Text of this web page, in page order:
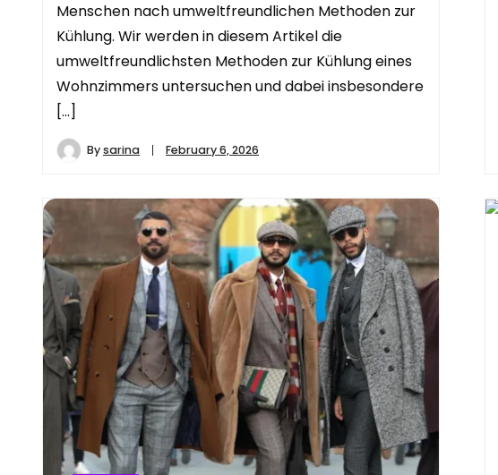
Menschen nach umweltfreundlichen Methoden zur
Kühlung. Wir werden in diesem Artikel die
umweltfreundlichsten Methoden zur Kühlung eines
Wohnzimmers untersuchen und dabei insbesondere
[…]
Bysarina February 6, 2026